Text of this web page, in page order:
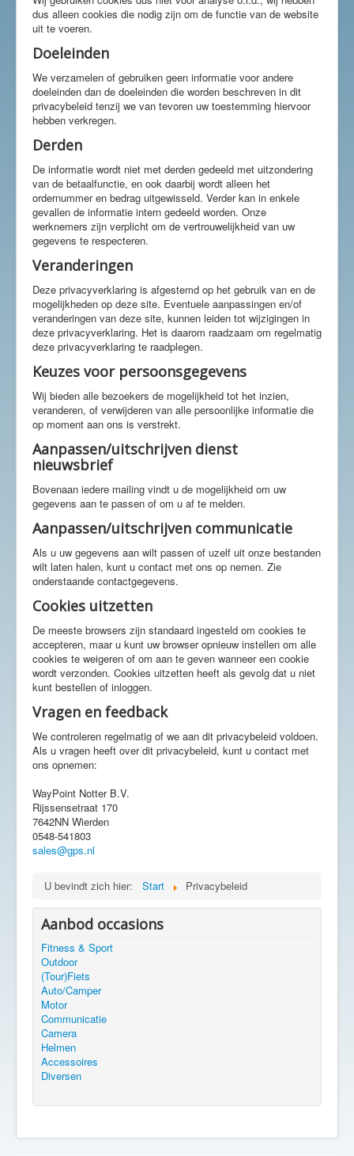
dus alleen cookies die nodig zijn om de functie van de website
uit te voeren.
Doeleinden
We verzamelen of gebruiken geen informatie voor andere
doeleinden dan de doeleinden die worden beschreven in dit
privacybeleid tenzij we van tevoren uw toestemming hiervoor
hebben verkregen.
Derden
De informatie wordt niet met derden gedeeld met uitzondering
van de betaalfunctie, en ook daarbij wordt alleen het
ordernummer en bedrag uitgewisseld. Verder kan in enkele
gevallen de informatie intern gedeeld worden. Onze
werknemers zijn verplicht om de vertrouwelijkheid van uw
gegevens te respecteren.
Veranderingen
Deze privacyverklaring is afgestemd op het gebruik van en de
mogelijkheden op deze site. Eventuele aanpassingen en/of
veranderingen van deze site, kunnen leiden tot wijzigingen in
deze privacyverklaring. Het is daarom raadzaam om regelmatig
deze privacyverklaring te raadplegen.
Keuzes voor persoonsgegevens
Wij bieden alle bezoekers de mogelijkheid tot het inzien,
veranderen, of verwijderen van alle persoonlijke informatie die
op moment aan ons is verstrekt.
Aanpassen/uitschrijven dienst
nieuwsbrief
Bovenaan iedere mailing vindt u de mogelijkheid om uw
gegevens aan te passen of om u af te melden.
Aanpassen/uitschrijven communicatie
Als u uw gegevens aan wilt passen of uzelf uit onze bestanden
wilt laten halen, kunt u contact met ons op nemen. Zie
onderstaande contactgegevens.
Cookies uitzetten
De meeste browsers zijn standaard ingesteld om cookies te
accepteren, maar u kunt uw browser opnieuw instellen om alle
cookies te weigeren of om aan te geven wanneer een cookie
wordt verzonden. Cookies uitzetten heeft als gevolg dat u niet
kunt bestellen of inloggen.
Vragen en feedback
We controleren regelmatig of we aan dit privacybeleid voldoen.
Als u vragen heeft over dit privacybeleid, kunt u contact met
ons opnemen:
WayPoint Notter B.V.
Rijssensetraat 170
7642NN Wierden
0548-541803
sales@gps.nl
U bevindt zich hier: Start Privacybeleid
Aanbod occasions
Fitness & Sport
Outdoor
(Tour)Fiets
Auto/Camper
Motor
Communicatie
Camera
Helmen
Accessoires
Diversen